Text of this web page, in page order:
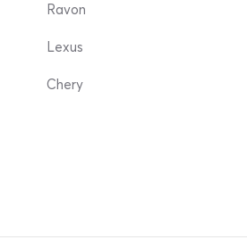
Ravon
Lexus
Chery